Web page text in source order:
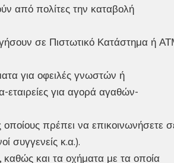
από πολίτες την καταβολή
σε Πιστωτικό Κατάστημα ή
για οφειλές γνωστών ή
για αγορά αγαθών-
πρέπει να επικοινωνήσετε
συγγενείς κ.α.).
και τα οχήματα με τα οποία